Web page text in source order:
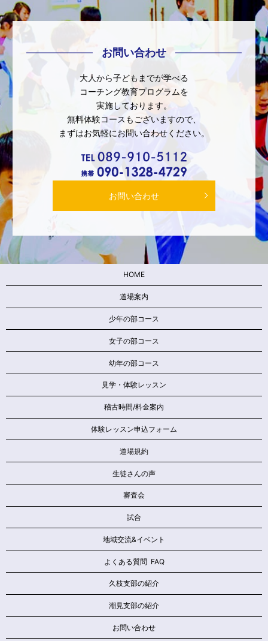
お問い合わせ
大人から子どもまでが学べる
コーチング教育プログラムを
実施しております。
無料体験コースもございますので、
まずはお気軽にお問い合わせください。
お問い合わせ
HOME
道場案内
少年の部コース
女子の部コース
幼年の部コース
見学・体験レッスン
稽古時間/料金案内
体験レッスン申込フォーム
道場規約
生徒さんの声
審査会
試合
地域交流&イベント
よくある質問 FAQ
久枝支部の紹介
潮見支部の紹介
お問い合わせ